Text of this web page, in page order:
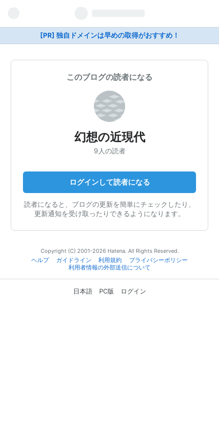
[PR] 独自ドメインは早めの取得がおすすめ！
このブログの読者になる
幻想の近現代
9人の読者
ログインして読者になる
読者になると、ブログの更新を簡単にチェックしたり、
更新通知を受け取ったりできるようになります。
Copyright (C) 2001-2026 Hatena. All Rights Reserved.
ヘルプ
ガイドライン 利用規約
プライバシーポリシー
利用者情報の外部送信について
日本語 PC版 ログイン